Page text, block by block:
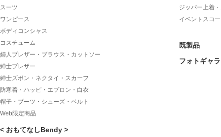
スーツ
ワンピース
ボディコンシャス
コスチューム
婦人ブレザー・ブラウス・カットソー
紳士ブレザー
紳士ズボン・ネクタイ・スカーフ
防寒着・ハッピ・エプロン・白衣
帽子・ブーツ・シューズ・ベルト
Web限定商品
< おもてなしBendy >
ジッパー上着
イベントスコ
既製品
フォトギャ